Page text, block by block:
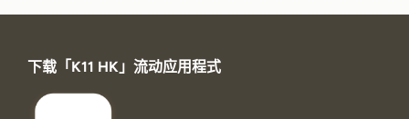
下载「K11 HK」流动应用程式